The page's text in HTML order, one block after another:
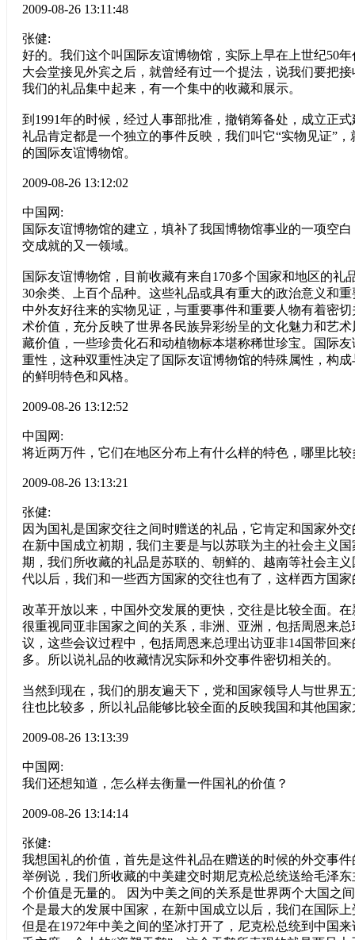
2009-08-26 13:11:48
张健:
好的。我们这个叫国际友谊博物馆，实际上早在上世纪50
大会堂接见外宾之后，就曾经有过一个提法，说我们要把
我们的礼品集中起来，有一个集中的收藏和展示。
到1991年的时候，经过人事部批准，撤销筹备处，成立正
礼品肯定都是一个独立的事件反映，我们叫它“实物见证”
的国际友谊博物馆。
2009-08-26 13:12:02
中国网:
国际友谊博物馆的建立，填补了我国博物馆事业的一项空
交成就的又一领域。
国际友谊博物馆，目前收藏有来自170多个国家和地区的礼
30余类、上百个品种。这些礼品或具有重大的政治意义和
中外友好往来的实物见证，与重要事件和重要人物有着密
术价值，充分反映了世界各民族异彩纷呈的文化魅力和艺
藏价值，一些珍贵化石和动植物标本堪称稀世珍宝。国际
重性，这种双重性决定了国际友谊博物馆的特殊属性，构
的鲜明特色和风格。
2009-08-26 13:12:52
中国网:
将近两万件，它们在地区分布上有什么样的特色，哪里比较
2009-08-26 13:13:21
张健:
因为国礼是国家交往之间时赠送的礼品，它肯定和国家外
在新中国成立初期，我们主要是与以苏联为主的社会主义
期，我们所收藏的礼品是苏联的、朝鲜的、越南等社会主
代以后，我们和一些西方国家的交往也有了，这样西方国
改革开放以来，中国外交发展的更快，交往是比较全面。
很重视同亚非国家之间的关系，非洲、亚洲，包括周恩来
议，这些会议过程中，包括周恩来总理出访亚非14国带回
多。所以说礼品的收藏情况实际和外交事件密切相关的。
当然到现在，我们的朋友遍天下，党和国家领导人与世界
往也比较多，所以礼品能够比较全面的反映我国和其他国
2009-08-26 13:13:39
中国网:
我们还想知道，怎么样去衡量一件国礼的价值？
2009-08-26 13:14:14
张健:
我想国礼的价值，首先是这件礼品在赠送的时候的外交事
举例说，我们所收藏的中美建交时期尼克松总统送给毛泽东
个价值是无量的。 因为中美之间的关系是世界两个大国之
个是最大的发展中国家，在新中国成立以后，我们在国际
但是在1972年中美之间的坚冰打开了，尼克松总统到中国